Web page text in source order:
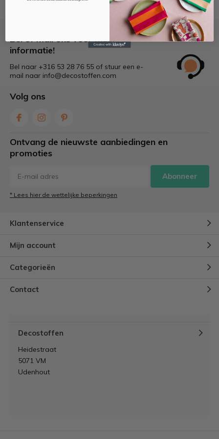
Bel of mail ons voor meer
informatie!
Bel naar +316 53 28 76 55 of stuur een e-
mail naar info@decostoffen.com
Volg ons
Ontvang de nieuwste aanbiedingen en
promoties
Abonneer
* Lees hier de wettelijke beperkingen
Klantenservice
Mijn account
Categorieën
Contact
Decostoffen
Heidestraat
5071 VM
Udenhout